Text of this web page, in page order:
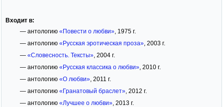
Входит в:
— антологию «Повести о любви», 1975 г.
— антологию «Русская эротическая проза», 2003 г.
— «Словесность. Тексты», 2004 г.
— антологию «Русская классика о любви», 2010 г.
— антологию «О любви», 2011 г.
— антологию «Гранатовый браслет», 2012 г.
— антологию «Лучшее о любви», 2013 г.